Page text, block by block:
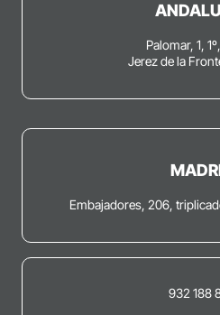
Palomar, 1,
Jerez de la
Embajadores, 206,
932 188